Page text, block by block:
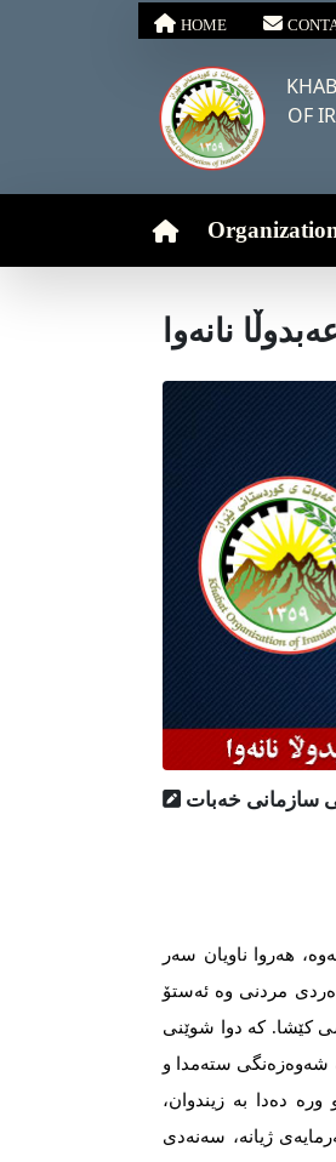
HOME
OF
نانەوا
سازمانی خه‌بات
هەروا ناویان سەر
دەردی مردنی وە ئەستۆ
کێشا. کە دوا شوێنی
شەوەزەنگی ستەمدا و
دەدا بە زیندوان،
ژیانە، سەنەدی